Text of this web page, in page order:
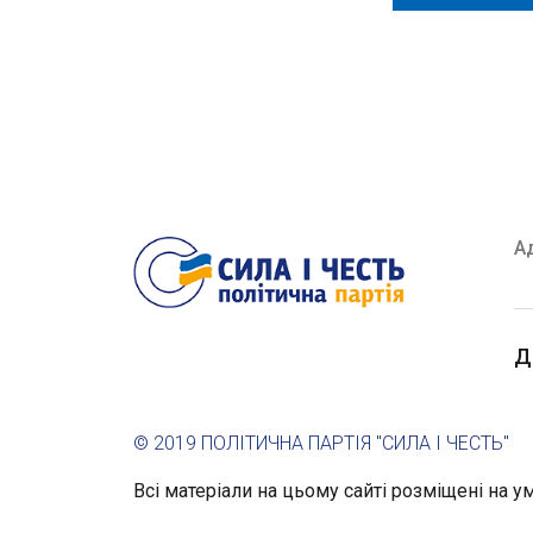
© 2019 ПОЛІТИЧНА ПАРТІЯ "СИЛА І ЧЕСТЬ"
Всі матеріали на цьому сайті розміщені на